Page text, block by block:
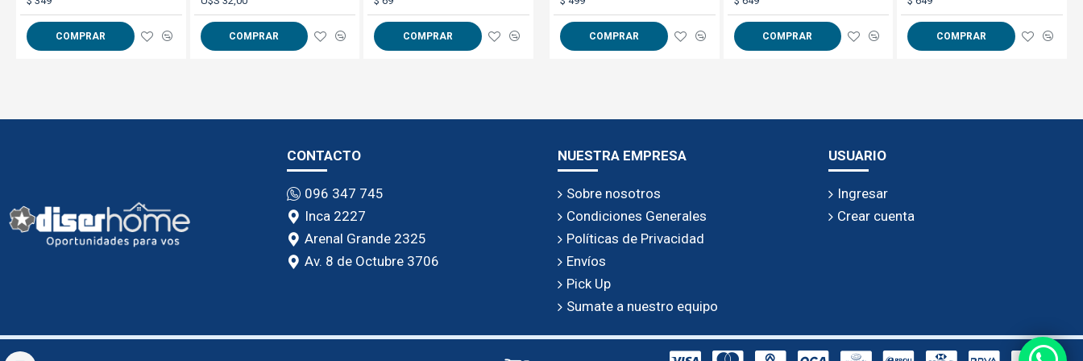
Medidas:
20" (Carry On), Altura 58cm, Ancho 35cm, Profundidad 20cm.
COMPRAR COMPRAR COMPRAR COMPRAR COMPRAR
COMPRAR COMPRAR COMPRAR
CONTACTO
096 347 745
Inca 2227
Arenal Grande 2325
Av. 8 de Octubre 3706
NUESTRA EMPRESA
Sobre nosotros
Condiciones Generales
Políticas de Privacidad
Envíos
Pick Up
Sumate a nuestro equipo
USUARIO
Ingresar
Crear cuenta